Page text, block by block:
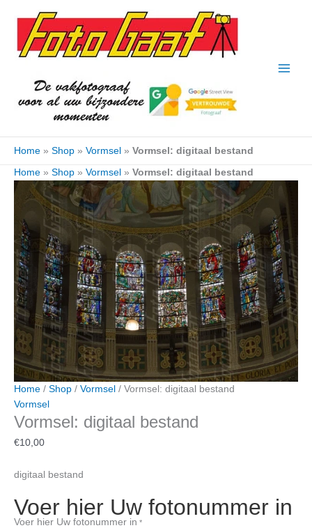
naar
inhoud
Home » Shop » Vormsel » Vormsel: digitaal bestand
Home » Shop » Vormsel » Vormsel: digitaal bestand
Home / Shop / Vormsel / Vormsel: digitaal bestand
Vormsel
Vormsel: digitaal bestand
€10,00
digitaal bestand
Voer hier Uw fotonummer in
Voer hier Uw fotonummer in *